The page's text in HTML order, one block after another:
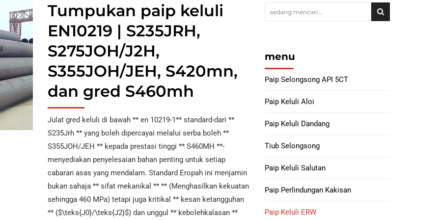
Bersalut LPP
Paip Bersalut Berat
Konkrit CWC
2LPE / 2Paip
Bersalut LPP
Paip Keluli
Bergalvani
Paip Salutan
Dalaman Epoksi
Paip dan
Pemasangan PTFE
Paip Keluli Aloi ASTM
Paip Keluli ASTM
A333
Paip Keluli ASTM
A519
Paip Keluli ASTM
A213
Paip Keluli Aloi ASTM
A369
Paip Keluli Aloi ASTM
Keluli
Nikel 690 Tiub Keluli
tiub keluli
Aloi Nikel 825 Tiub
Keluli
Nikel 800, 800H,
800Tiub Aloi HT
Paip Selongsong
Lingkaran
Paip selongsong
ASTM A252 ERW
10217 Paip Keluli ERW
Paip Keluli Tahan Karat ASTM A632
Paip Keluli Tahan Karat ASTM A358
Palang Paip Keluli
Penurun Paip – ​​Konsentrik dan
Bengkok Paip : keluli karbon, keluli
Tumpukan paip keluli
EN10219 | S235JRH,
S275JOH/J2H,
S355JOH/JEH, S420mn,
dan gred S460mh
Julat gred keluli di bawah ** en 10219-1** standard-dari **
S235Jrh ** yang boleh dipercayai melalui serba boleh **
S355JOH/JEH ** kepada prestasi tinggi ** S460MH **-
menyediakan penyelesaian bahan penting untuk setiap
cabaran asas yang mendalam. Standard Eropah ini menjamin
bukan sahaja ** sifat mekanikal ** ** (Menghasilkan kekuatan
sehingga 460 MPa) tetapi juga kritikal ** kesan ketangguhan
** ($\teks{J0}/\teks{J2}$) dan unggul ** kebolehkalasan **
menu
Paip Selongsong API 5CT
Paip Keluli Aloi
Paip Keluli Dandang
Tiub Selongsong
Paip Keluli Salutan
Paip Perlindungan Kakisan
Paip Keluli ERW